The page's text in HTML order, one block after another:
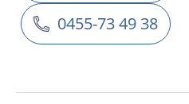
0455-73 49 38